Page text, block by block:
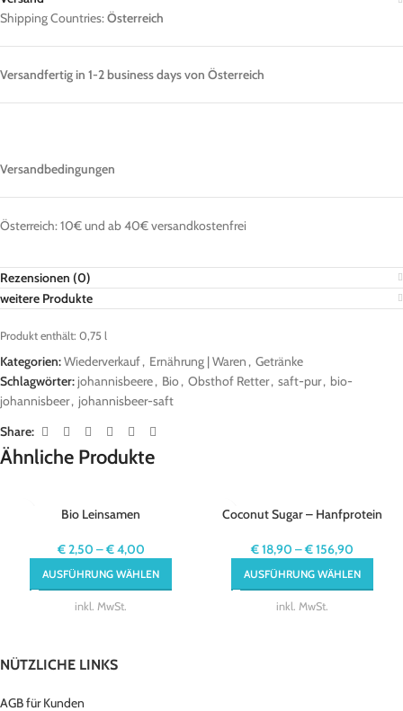
Shipping Countries:Österreich
Versandfertig in 1-2 business days von Österreich
Versandbedingungen
Österreich: 10€ und ab 40€ versandkostenfrei
Rezensionen (0)
weitere Produkte
Produkt enthält: 0,75 l
Kategorien:Wiederverkauf, Ernährung | Waren , Getränke
Schlagwörter: johannisbeere, Bio, Obsthof Retter, saft-pur, bio-
johannisbeer, johannisbeer-saft
Share:
Ähnliche Produkte
Bio Leinsamen
€2,50 –€4,00
AUSFÜHRUNG WÄHLEN
inkl. MwSt.
Coconut Sugar – Hanfprotein
€18,90 –€156,90
AUSFÜHRUNG WÄHLEN
inkl. MwSt.
NÜTZLICHE LINKS
AGB für Kunden